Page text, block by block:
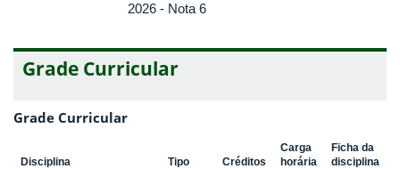
2026 - Nota 6
Grade Curricular
Grade Curricular
Disciplina Tipo Créditos
Carga
horária
Ficha da
disciplina